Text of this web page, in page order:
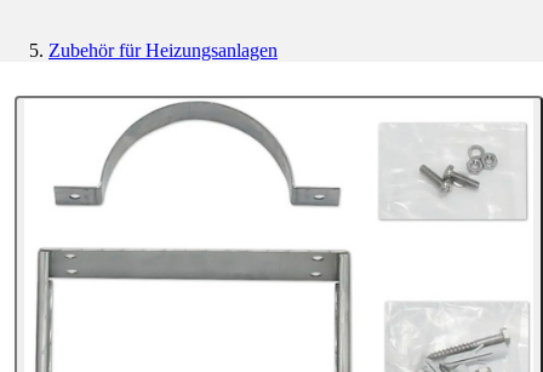
Zubehör für Heizungsanlagen